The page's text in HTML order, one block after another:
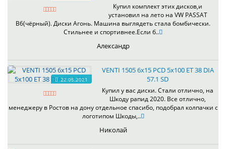
Купил комплект этих дисков,и
установил на лето на VW PASSAT
B6(чёрный). Диски Агонь. Машина выглядеть стала бомбически.
Стильнее и спортивнее.Если б..
Александр
22.05.2021
VENTI 1505 6x15 PCD 5x100 ET 38 DIA
57.1 SD
Купил у вас диски. Стали отлично, на
Шкоду рапид 2020. Все отлично,
менеджеру в Ростов на дону отдельное спасибо, подобрал колпачки с
логотипом Шкоды,..
Николай